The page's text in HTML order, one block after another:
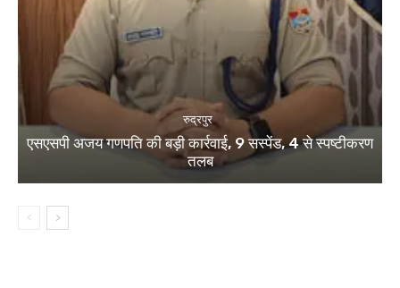
रुद्रपुर
एसएसपी अजय गणपति की बड़ी कार्रवाई, 9 सस्पेंड, 4 से स्पष्टीकरण
तलब